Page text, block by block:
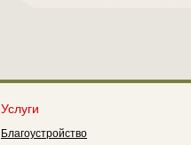
Услуги
Благоустройство